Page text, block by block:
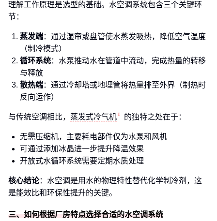
理解工作原理是选型的基础。水空调系统包含三个关键环
节：
蒸发端：通过湿帘或盘管使水蒸发吸热，降低空气温度
（制冷模式）
循环系统：水泵推动水在管道中流动，完成热量的转移
与释放
散热端：通过冷却塔或地埋管将热量排至外界（制热时
反向运作）
与传统空调相比， 蒸发式冷气机 的独特之处在于：
无需压缩机，主要耗电部件仅为水泵和风机
可通过添加冰晶进一步提升降温效果
开放式水循环系统需要定期水质处理
核心结论：水空调是用水的物理特性替代化学制冷剂，这
是能效比和环保性提升的关键。
三、如何根据厂房特点选择合适的水空调系统